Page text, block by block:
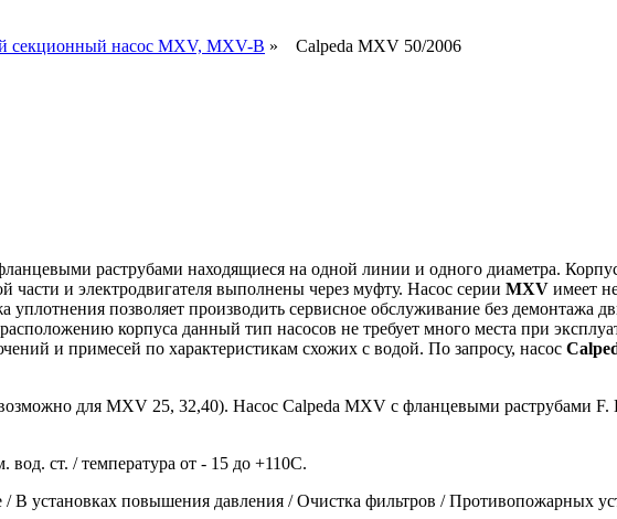
секционный насос MXV, MXV-B » Calpeda MXV 50/2006
раструбами находящиеся на одной линии и одного диаметра.
и электродвигателя выполнены через муфту. Насос серии MXV имеет
позволяет производить сервисное обслуживание без демонтажа
корпуса данный тип насосов не требует много места при
и примесей по характеристикам схожих с водой. По запросу, насос
для MXV 25, 32,40). Насос Calpeda MXV с фланцевыми раструбами
ст. / температура от - 15 до +110С.
установках повышения давления / Очистка фильтров / Противопожарных